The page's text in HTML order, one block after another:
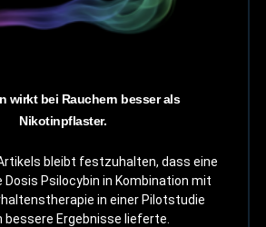
wirkt bei Rauchern besser als
Nikotinpflaster.
bleibt festzuhalten, dass eine
Dosis Psilocybin in Kombination mit
in einer Pilotstudie
bessere Ergebnisse lieferte.